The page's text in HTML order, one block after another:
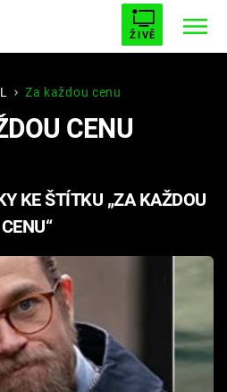
ŽIVĚ
PŘEMOŽITELKA UPÍRŮ
AVENGERS 5
Za každou cenu
CENU
KE ŠTÍTKU „ZA KAŽDOU
CENU“